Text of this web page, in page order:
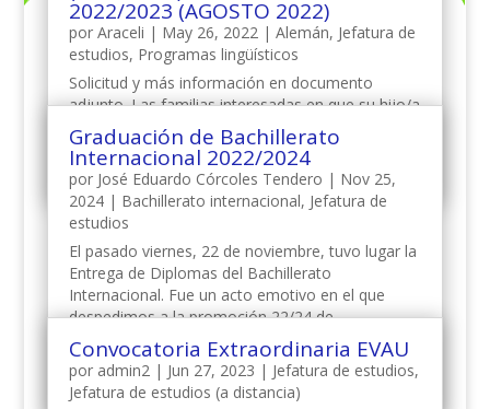
2022/2023 (AGOSTO 2022)
por Araceli | May 26, 2022| Alemán, Jefatura de
estudios, Programas lingüísticos
Solicitud y más información en documento
adjunto. Las familias interesadas en que su hijo/a
participe en esta actividad, deben descargar el
documento, completar la solicitud y enviarla a la
dirección de correo susana@sabuco.es....
Graduación de Bachillerato
Internacional 2022/2024
por José Eduardo Córcoles Tendero | Nov 25,
2024| Bachillerato internacional, Jefatura de
estudios
El pasado viernes, 22 de noviembre, tuvo lugar la
Entrega de Diplomas del Bachillerato
Internacional. Fue un acto emotivo en el que
despedimos a la promoción 22/24 de
Bachillerato Internacional de nuestro centro.
Antonio González Moreno, director de la
Fundación...
Convocatoria Extraordinaria EVAU
por admin2| Jun 27, 2023 | Jefatura de estudios,
Jefatura de estudios (a distancia)